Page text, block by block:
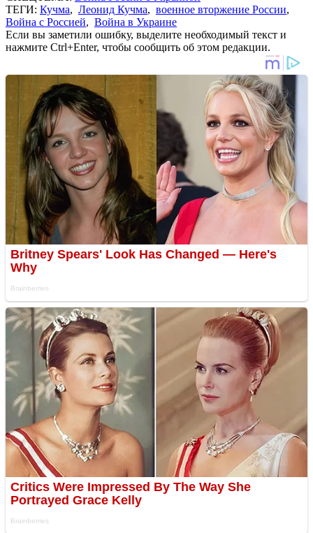
ТЕГИ: Кучма, Леонид Кучма, военное вторжение России,
Война с Россией, Война в Украине
Если вы заметили ошибку, выделите необходимый текст и
нажмите Ctrl+Enter, чтобы сообщить об этом редакции.